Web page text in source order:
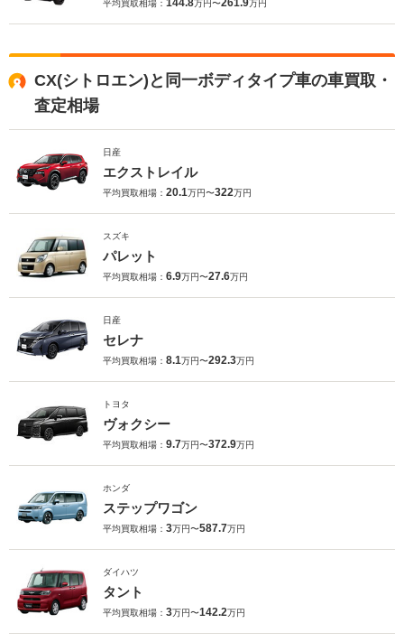
平均買取相場： 144.8万円〜261.9万円
CX(シトロエン)と同一ボディタイプ車の車買取・
査定相場
日産
エクストレイル
平均買取相場： 20.1万円〜322万円
スズキ
パレット
平均買取相場： 6.9万円〜27.6万円
日産
セレナ
平均買取相場： 8.1万円〜292.3万円
トヨタ
ヴォクシー
平均買取相場： 9.7万円〜372.9万円
ホンダ
ステップワゴン
平均買取相場： 3万円〜587.7万円
ダイハツ
タント
平均買取相場： 3万円〜142.2万円